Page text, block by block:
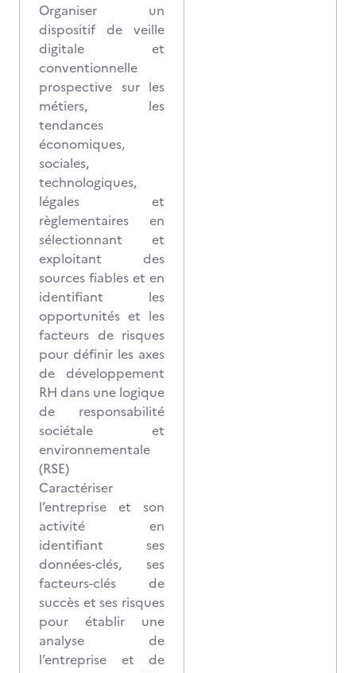
Organiser un
dispositif de veille
digitale et
conventionnelle
prospective sur les
métiers, les
tendances
économiques,
sociales,
technologiques,
légales et
règlementaires en
sélectionnant et
exploitant des
sources fiables et en
identifiant les
opportunités et les
facteurs de risques
pour définir les axes
de développement
RH dans une logique
de responsabilité
sociétale et
environnementale
(RSE)
Caractériser
l’entreprise et son
activité en
identifiant ses
données-clés, ses
facteurs-clés de
succès et ses risques
pour établir une
analyse de
l’entreprise et de